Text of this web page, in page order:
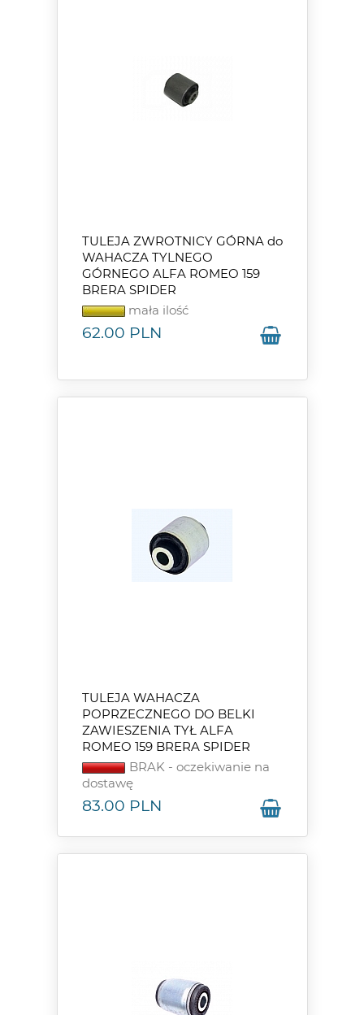
TULEJA ZWROTNICY GÓRNA do
WAHACZA TYLNEGO
GÓRNEGO ALFA ROMEO 159
BRERA SPIDER
mała ilość
62.00 PLN
TULEJA WAHACZA
POPRZECZNEGO DO BELKI
ZAWIESZENIA TYŁ ALFA
ROMEO 159 BRERA SPIDER
BRAK - oczekiwanie na
dostawę
83.00 PLN